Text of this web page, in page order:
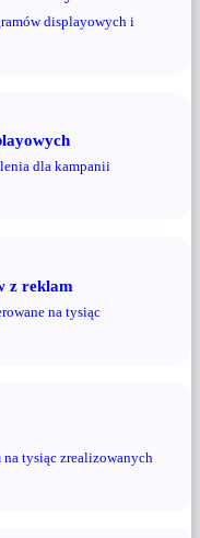
displayowych i
dla kampanii
z reklam
na tysiąc
tysiąc zrealizowanych